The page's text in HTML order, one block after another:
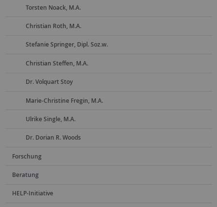
Torsten Noack, M.A.
Christian Roth, M.A.
Stefanie Springer, Dipl. Soz.w.
Christian Steffen, M.A.
Dr. Volquart Stoy
Marie-Christine Fregin, M.A.
Ulrike Single, M.A.
Dr. Dorian R. Woods
Forschung
Beratung
HELP-Initiative